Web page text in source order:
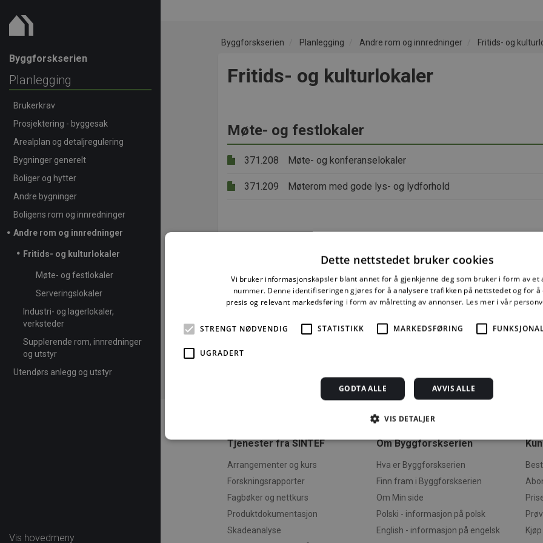
Byggforskserien
Planlegging
Brukerkrav
Prosjektering - byggesak
Arealplan og detaljregulering
Bygninger generelt
Boliger og hytter
Andre bygninger
Boligens rom og innredninger
Andre rom og innredninger
Fritids- og kulturlokaler
Møte- og festlokaler
Serveringslokaler
Industri- og lagerlokaler,
verksteder
Supplerende rom, innredninger
og utstyr
Utendørs anlegg og utstyr
Vis hovedmeny
Byggforskserien Planlegging Andre rom og innredninger Fritids- og
Fritids- og kulturlokaler
Møte- og festlokaler
371.208 Møte- og konferanselokaler
371.209 Møterom med gode lys- og lydforhold
371.801 Serveringssteder
Tjenester fra SINTEF
Arrangementer og kurs
Forskningsrapporter
Fagbøker og nettkurs
Produktdokumentasjon
Skadeanalyse
Om Byggforskserien
Hva er Byggforskserien
Finn fram i Byggforskserien
Om Min side
Polski - informasjon på polsk
English - informasjon på engelsk
Dette nettstedet bruker cookies
Vi bruker informasjonskapsler blant annet for å gjenkjenne deg som bruker i form av et
nummer. Denne identifiseringen gjøres for å analysere trafikken på nettstedet og for å
presis og relevant markedsføring i form av målretting av annonser. Les mer i vår
STRENGT NØDVENDIG STATISTIKK MARKEDSFØRING
UGRADERT
GODTA ALLE AVVIS ALLE
VIS DETALJER
Strengt nødvendig Markedsføring Funksjonalitet
Strengt nødvendige informasjonskapsler tillater kjernefunksjoner på nettstedet, som brukerinnlogging og
ikke brukes riktig uten strengt nødvendige informasjonskapsler.
Forsørger /
Utløpsdato Beskrivelse